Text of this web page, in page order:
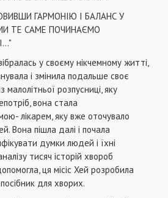
ГАРМОНІЮ І БАЛАНС У
ТЕ САМЕ ПОЧИНАЄМО
у своєму нікчемному житті,
і змінила подальше своє
розпусниці, яку
вона стала
лікарем, яку вже оточувало
Вона пішла далі і почала
думки людей і їхні
тисяч історій хвороб
ця місіс Хей розробила
для хворих.